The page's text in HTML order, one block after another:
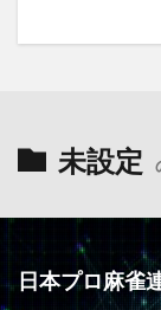
未設定
日本プロ麻雀